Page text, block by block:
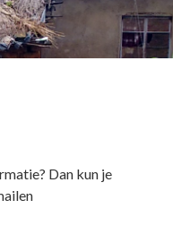
Dan kun je